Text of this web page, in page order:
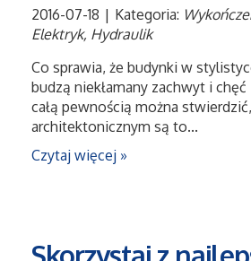
Oprogramowanie
Oprogramowanie
Strony Internetowe
2016-07-18 | Kategoria:
Elektryk, Hydraulik
Co sprawia, że budynki w
budzą niekłamany zachwyt i chęć
całą pewnością można
architektonicznym są to...
Czytaj więcej »